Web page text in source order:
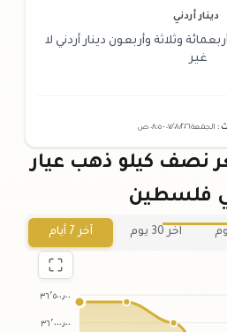
دينار أردني
وثلاثة وأربعون دينار أردني لا
غير
: الجمعة ٠٧ /٠٨/٢٠٢٦ - ٠٨:٠٥ ص
نصف كيلو ذهب عيار
آخر 30 يوم آخر 7 أيام
٣٦٬٥٠٠٫٠٠
٣٦٬٠٠٠٫٠٠